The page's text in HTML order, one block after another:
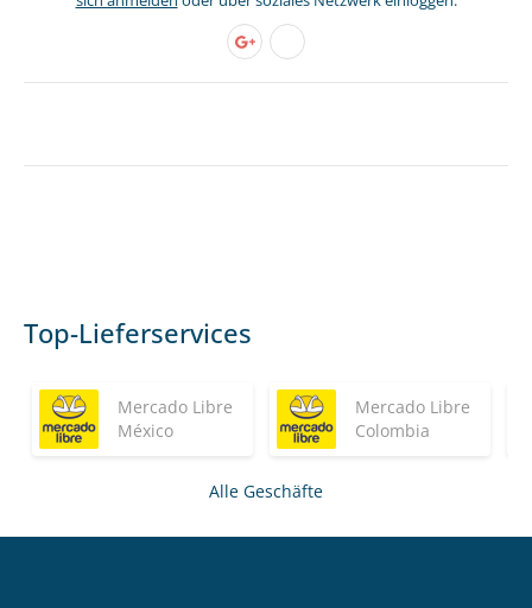
Top-Lieferservices
Mercado Libre
México
Mercado Libre
Colombia
Alle Geschäfte